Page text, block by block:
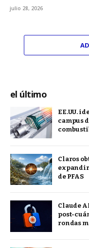
julio 28, 2026
el último
EE.UU.
campus
Claros
de PFAS
Claude
post-
rondas